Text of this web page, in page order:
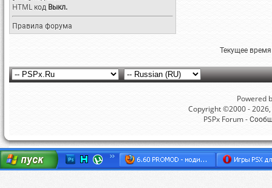
HTML код Выкл.
Правила форума
Текущее
Powered
Copyright ©2000 -
PSPx Forum -